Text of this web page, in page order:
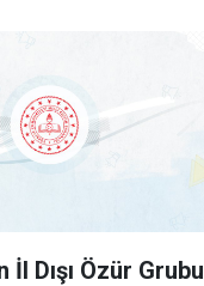
Dışı Özür Grubu